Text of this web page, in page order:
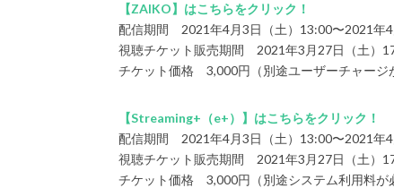
【ZAIKO】はこちらをクリック！
配信期間 2021年4月3日（土）13:00〜2021年
視聴チケット販売期間 2021年3月27日（土）
チケット価格 3,000円（別途ユーザーチャージ
【Streaming+（e+）】はこちらをクリック！
配信期間 2021年4月3日（土）13:00〜2021年
視聴チケット販売期間 2021年3月27日（土）
チケット価格 3,000円（別途システム利用料が